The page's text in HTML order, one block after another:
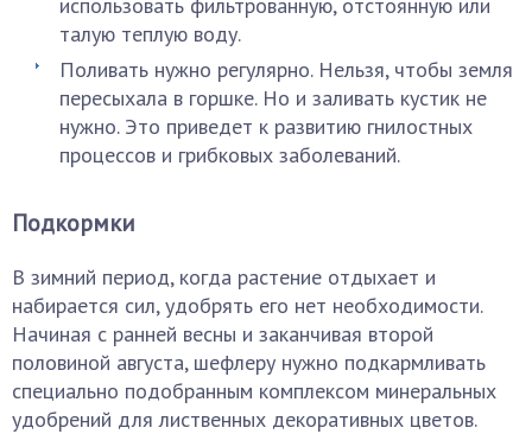
талую теплую воду.
Поливать нужно регулярно. Нельзя, чтобы земля
пересыхала в горшке. Но и заливать кустик не
нужно. Это приведет к развитию гнилостных
процессов и грибковых заболеваний.
Подкормки
В зимний период, когда растение отдыхает и
набирается сил, удобрять его нет необходимости.
Начиная с ранней весны и заканчивая второй
половиной августа, шефлеру нужно подкармливать
специально подобранным комплексом минеральных
удобрений для лиственных декоративных цветов.